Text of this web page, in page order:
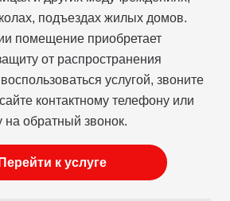
подъездах жилых домов.
помещение приобретает
от распространения
услугой, звоните
контактному телефону или
на обратный звонок.
Перейти к услуге